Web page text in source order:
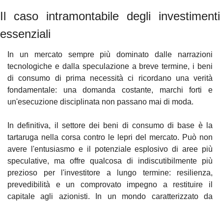
Il caso intramontabile degli investimenti
essenziali
In un mercato sempre più dominato dalle narrazioni
tecnologiche e dalla speculazione a breve termine, i beni
di consumo di prima necessità ci ricordano una verità
fondamentale: una domanda costante, marchi forti e
un'esecuzione disciplinata non passano mai di moda.
In definitiva, il settore dei beni di consumo di base è la
tartaruga nella corsa contro le lepri del mercato. Può non
avere l'entusiasmo e il potenziale esplosivo di aree più
speculative, ma offre qualcosa di indiscutibilmente più
prezioso per l'investitore a lungo termine: resilienza,
prevedibilità e un comprovato impegno a restituire il
capitale agli azionisti. In un mondo caratterizzato da